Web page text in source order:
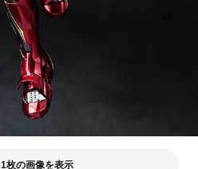
枚の画像を表示